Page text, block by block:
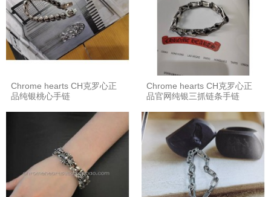
Chrome hearts CH克罗心正
品纯银桃心手链
Chrome hearts CH克罗心正
品官网纯银三抓链条手链